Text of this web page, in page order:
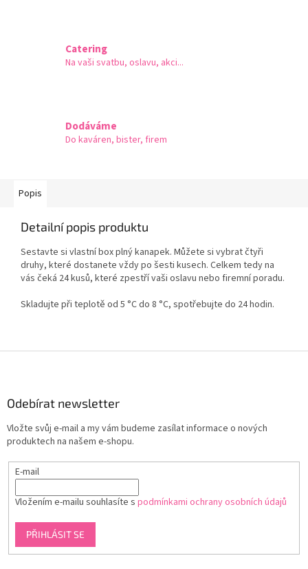
Catering
Na vaši svatbu, oslavu, akci...
Dodáváme
Do kaváren, bister, firem
Popis
Detailní popis produktu
Sestavte si vlastní box plný kanapek. Můžete si vybrat čtyři
druhy, které dostanete vždy po šesti kusech. Celkem tedy na
vás čeká 24 kusů, které zpestří vaši oslavu nebo firemní poradu.
Skladujte při teplotě od 5 °C do 8 °C, spotřebujte do 24 hodin.
Odebírat newsletter
Vložte svůj e-mail a my vám budeme zasílat informace o nových
produktech na našem e-shopu.
E-mail
Vložením e-mailu souhlasíte s podmínkami ochrany osobních údajů
PŘIHLÁSIT SE